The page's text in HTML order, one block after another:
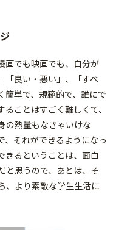
画でも映画でも、自分が
「良い・悪い」、「すべ
簡単で、規範的で、誰にで
ことはすごく難しくて、
の熱量もなきゃいけな
、それができるようになっ
きるということは、面白
と思うので、あとは、そ
、より素敵な学生生活に